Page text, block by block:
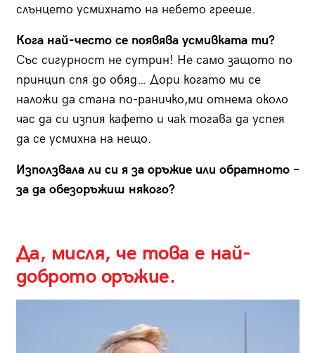
слънцето усмихнато на небето грееше.
Кога най-често се появява усмивката ти?
Със сигурност не сутрин! Не само защото по
принцип спя до обяд… Дори когато ми се
наложи да стана по-раничко,ми отнема около
час да си изпия кафето и чак тогава да успея
да се усмихна на нещо.
Използвала ли си я за оръжие или обратното –
за да обезоръжиш някого?
Да, мисля, че това е най-
доброто оръжие.